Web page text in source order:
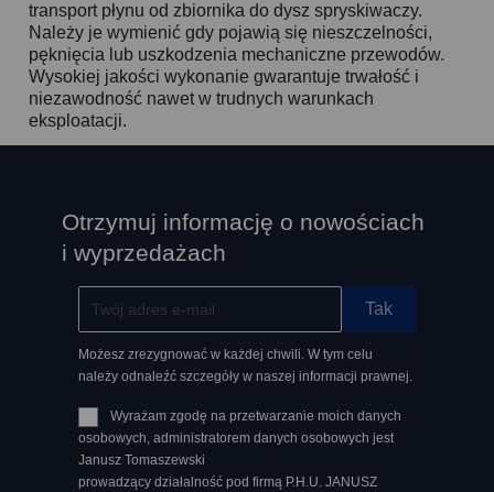
transport płynu od zbiornika do dysz spryskiwaczy.
Należy je wymienić gdy pojawią się nieszczelności,
pęknięcia lub uszkodzenia mechaniczne przewodów.
Wysokiej jakości wykonanie gwarantuje trwałość i
niezawodność nawet w trudnych warunkach
eksploatacji.
Otrzymuj informację o nowościach
i wyprzedażach
Możesz zrezygnować w każdej chwili. W tym celu
należy odnaleźć szczegóły w naszej informacji prawnej.
Wyrażam zgodę na przetwarzanie moich danych
osobowych, administratorem danych osobowych jest
Janusz Tomaszewski
prowadzący działalność pod firmą P.H.U. JANUSZ